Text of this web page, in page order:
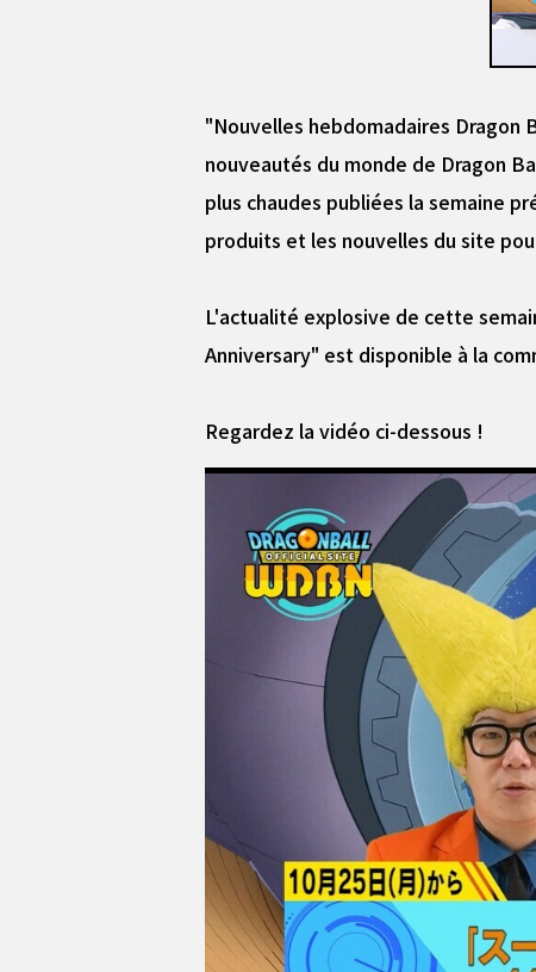
"Nouvelles hebdomadaires Dragon
nouveautés du monde de Dragon
plus chaudes publiées la semaine
produits et les nouvelles du site
L'actualité explosive de cette
Anniversary" est disponible à la
Regardez la vidéo ci-dessous !